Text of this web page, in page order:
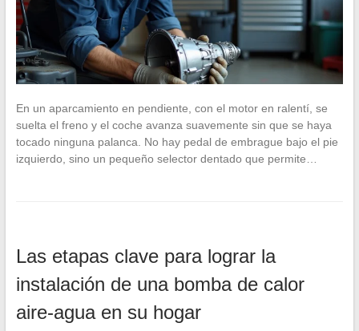
En un aparcamiento en pendiente, con el motor en ralentí, se
suelta el freno y el coche avanza suavemente sin que se haya
tocado ninguna palanca. No hay pedal de embrague bajo el pie
izquierdo, sino un pequeño selector dentado que permite…
Las etapas clave para lograr la
instalación de una bomba de calor
aire-agua en su hogar